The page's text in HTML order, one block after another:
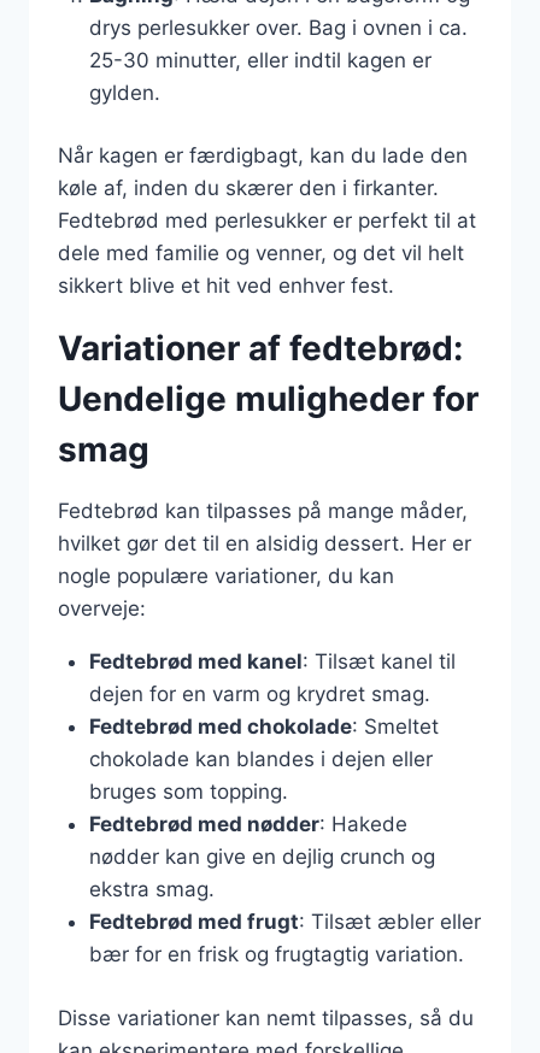
drys perlesukker over. Bag i ovnen i ca.
25-30 minutter, eller indtil kagen er
gylden.
Når kagen er færdigbagt, kan du lade den
køle af, inden du skærer den i firkanter.
Fedtebrød med perlesukker er perfekt til at
dele med familie og venner, og det vil helt
sikkert blive et hit ved enhver fest.
Variationer af fedtebrød:
Uendelige muligheder for
smag
Fedtebrød kan tilpasses på mange måder,
hvilket gør det til en alsidig dessert. Her er
nogle populære variationer, du kan
overveje:
Fedtebrød med kanel: Tilsæt kanel til
dejen for en varm og krydret smag.
Fedtebrød med chokolade: Smeltet
chokolade kan blandes i dejen eller
bruges som topping.
Fedtebrød med nødder: Hakede
nødder kan give en dejlig crunch og
ekstra smag.
Fedtebrød med frugt: Tilsæt æbler eller
bær for en frisk og frugtagtig variation.
Disse variationer kan nemt tilpasses, så du